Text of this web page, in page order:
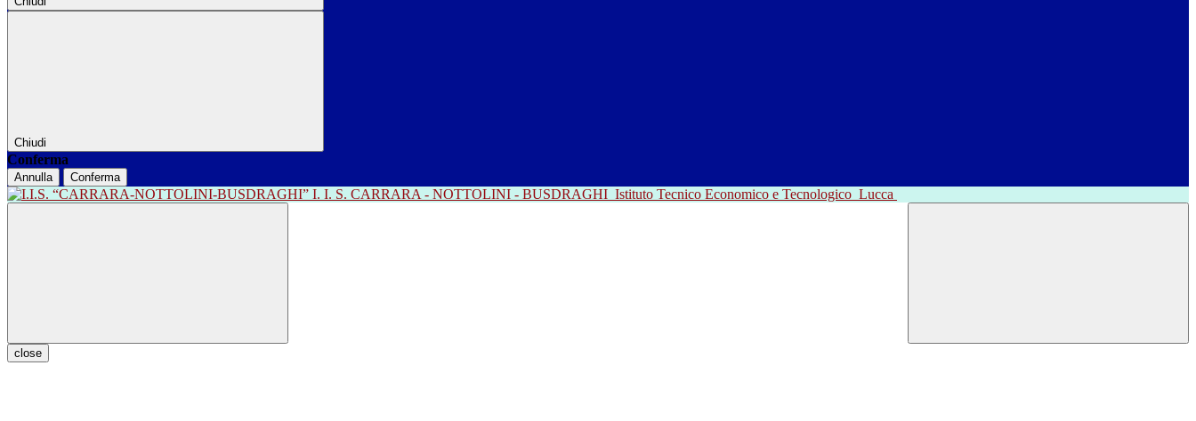
Chiudi
Conferma
Annulla Conferma
I. I. S. CARRARA - NOTTOLINI - BUSDRAGHI Istituto Tecnico Economico e Tecnologico Lucca
close